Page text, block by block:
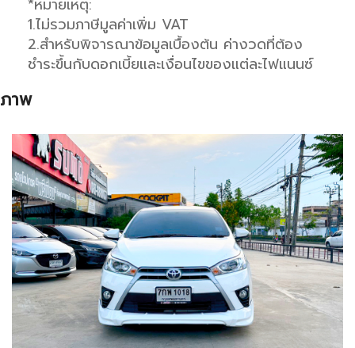
*หมายเหตุ:
1.ไม่รวมภาษีมูลค่าเพิ่ม VAT
2.สำหรับพิจารณาข้อมูลเบื้องต้น ค่างวดที่ต้อง
ชำระขึ้นกับดอกเบี้ยและเงื่อนไขของแต่ละไฟแนนซ์
ภาพ